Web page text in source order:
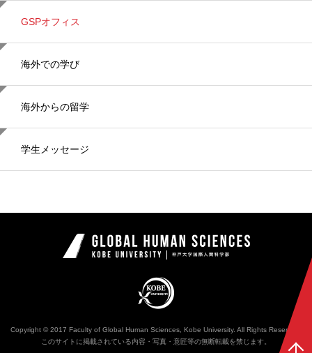
GSPオフィス
海外での学び
海外からの留学
学生メッセージ
神戸大学国際
Copyright © 2017 Faculty of Global Human Sciences, Kobe University. All Rights Reserved.
このサイトに掲載されている内容・写真・意匠等の無断転載を禁じます。